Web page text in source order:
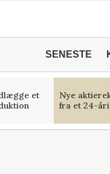
SENESTE
et
Nye
fra et 24-